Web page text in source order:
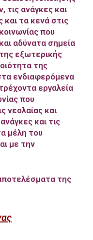
ανάγκες και
και τα κενά στις
που
αδύνατα σημεία
εξωτερικής
της
ενδιαφερόμενα
εργαλεία
που
νεολαίας και
και τις
μέλη του
με την
της